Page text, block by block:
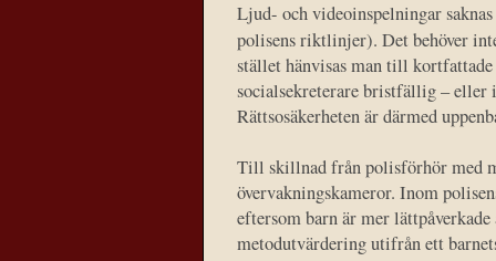
Ljud- och videoinspelningar
polisens riktlinjer). Det behöver
stället hänvisas man till
socialsekreterare bristfällig – eller
Rättsosäkerheten är därmed
Till skillnad från polisförhör med
övervakningskameror. Inom
eftersom barn är mer
metodutvärdering utifrån ett